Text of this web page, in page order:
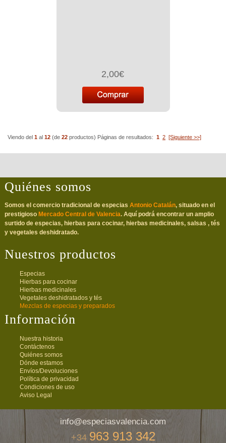
2,00€
Viendo del 1 al 12 (de 22 productos) Páginas de resultados: 1 2 [Siguiente >>]
Quiénes somos
Somos el comercio tradicional de especias Antonio Catalán, situado en el
prestigioso Mercado Central de Valencia. Aquí podrá encontrar un amplio
surtido de especias, hierbas para cocinar, hierbas medicinales, salsas , tés
y vegetales deshidratado.
Nuestros productos
Especias
Hierbas para cocinar
Hierbas medicinales
Vegetales deshidratados y tés
Mezclas de especias y preparados
Información
Nuestra historia
Contáctenos
Quiénes somos
Dónde estamos
Envíos/Devoluciones
Política de privacidad
Condiciones de uso
Aviso Legal
info@especiasvalencia.com
+34 963 913 342